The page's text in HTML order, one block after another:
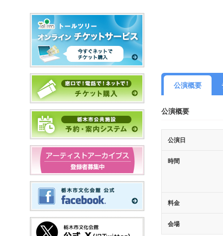
公演概要
公演概要
公演日
時間
料金
会場